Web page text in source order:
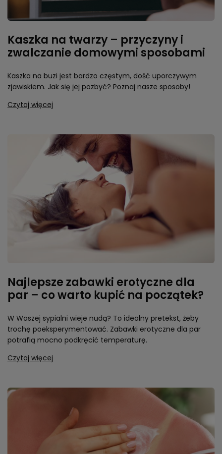
Kaszka na twarzy – przyczyny i
zwalczanie domowymi sposobami
Kaszka na buzi jest bardzo częstym, dość uporczywym
Czytaj więcej
Najlepsze zabawki erotyczne dla
par – co warto kupić na początek?
W Waszej sypialni wieje nudą? To idealny pretekst, żeby
trochę poeksperymentować. Zabawki erotyczne dla par
Czytaj więcej